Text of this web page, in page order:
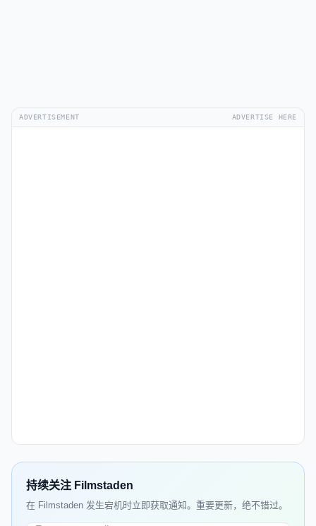
ADVERTISEMENT ADVERTISE HERE
持续关注 Filmstaden
在 Filmstaden 发生宕机时立即获取通知。重要更新，绝不错过。